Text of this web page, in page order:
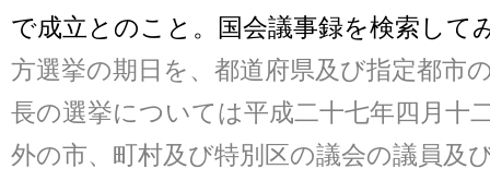
で成立とのこと。国会議事録を検索して
方選挙の期日を、都道府県及び指定都市
長の選挙については平成二十七年四月十
外の市、町村及び特別区の議会の議員及